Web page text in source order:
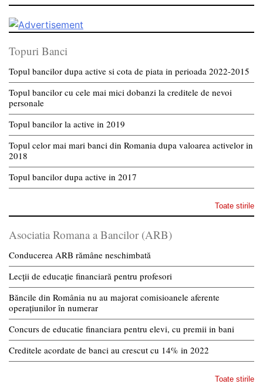
Topuri Banci
Topul bancilor dupa active si cota de piata in perioada 2022-2015
Topul bancilor cu cele mai mici dobanzi la creditele de nevoi
personale
Topul bancilor la active in 2019
Topul celor mai mari banci din Romania dupa valoarea activelor in
2018
Topul bancilor dupa active in 2017
Toate stirile
Asociatia Romana a Bancilor (ARB)
Conducerea ARB rămâne neschimbată
Lecții de educație financiară pentru profesori
Băncile din România nu au majorat comisioanele aferente
operațiunilor în numerar
Concurs de educatie financiara pentru elevi, cu premii in bani
Creditele acordate de banci au crescut cu 14% in 2022
Toate stirile